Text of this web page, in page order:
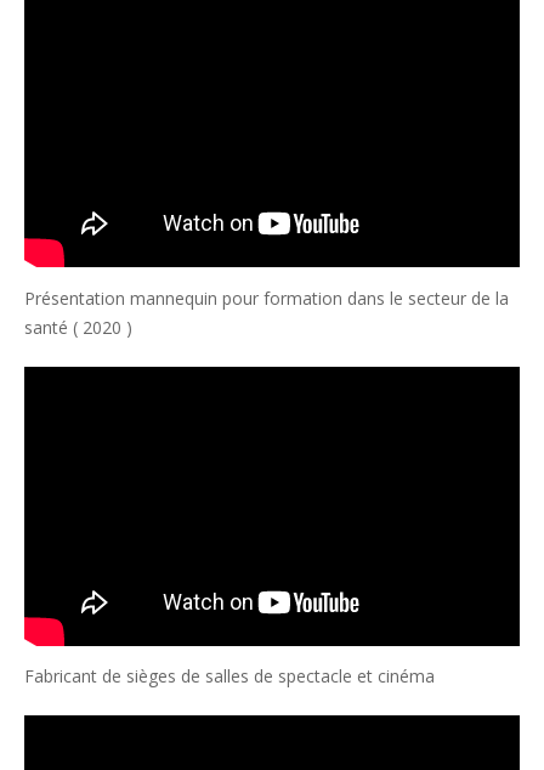
Présentation mannequin pour formation dans le secteur de la
santé ( 2020 )
Fabricant de sièges de salles de spectacle et cinéma